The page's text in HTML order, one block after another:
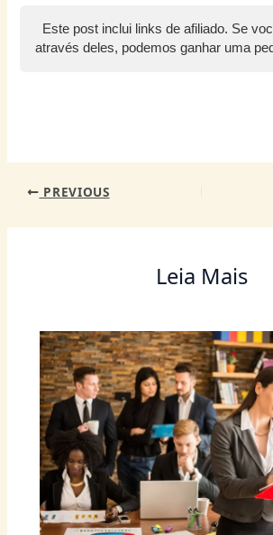
p o
k
er
Este post inclui links de afiliado. Se
através deles, podemos ganhar uma
PREVIOUS
Leia Mais